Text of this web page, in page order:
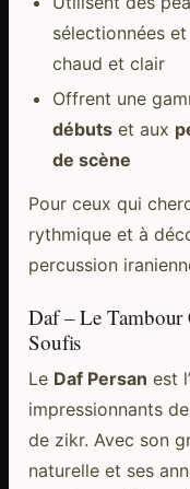
sélectionnées
chaud et clair
Offrent une
débutset aux
de scène
Pour ceux qui
rythmique et à
percussion
Daf – Le Tambour
Soufis
Le Daf Persan est
impressionnants
de zikr. Avec son
naturelle et ses